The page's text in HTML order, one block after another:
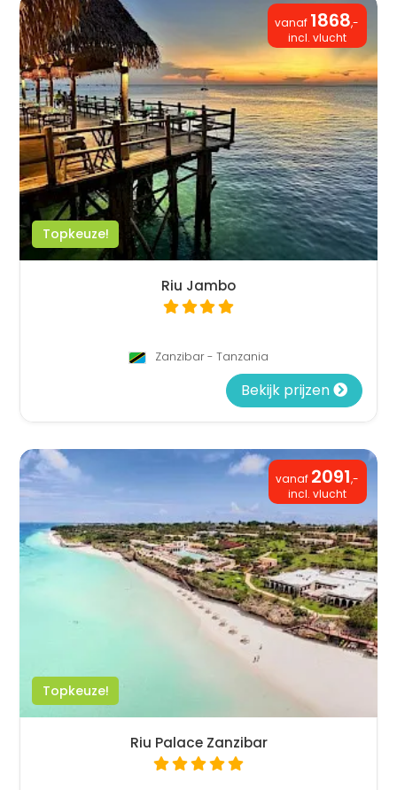
vanaf 1868,-
incl. vlucht
Topkeuze!
Riu Jambo
Zanzibar - Tanzania
Bekijk prijzen
vanaf 2091,-
incl. vlucht
Topkeuze!
Riu Palace Zanzibar